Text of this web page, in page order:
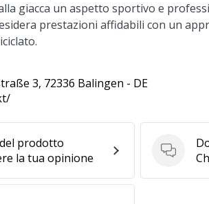
giacca un aspetto sportivo e
prestazioni affidabili con un
3, 72336 Balingen - DE
prodotto
la tua opinione